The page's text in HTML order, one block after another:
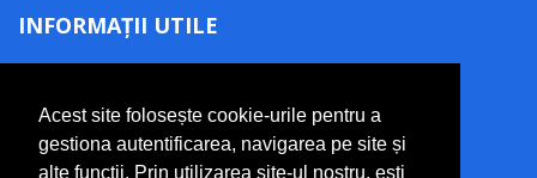
Acest site folosește cookie-urile pentru a
gestiona autentificarea, navigarea pe site și
alte funcții. Prin utilizarea site-ul nostru, ești
INFORMAȚII UTILE
Termeni și condiții
Contact